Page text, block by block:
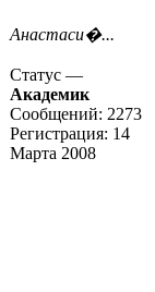
Анастаси�...
Статус —
Академик
Сообщений: 2273
Регистрация: 14
Марта 2008